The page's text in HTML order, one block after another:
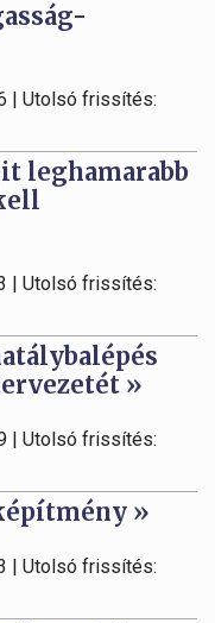
| Utolsó frissítés:
leghamarabb
| Utolsó frissítés:
»
| Utolsó frissítés:
»
| Utolsó frissítés: